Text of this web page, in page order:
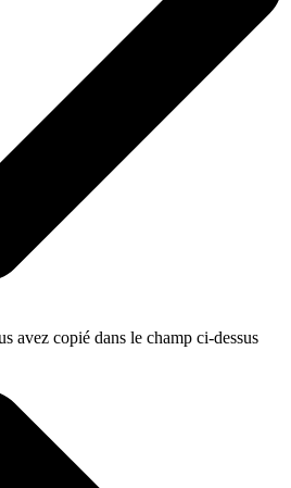
avez copié dans le champ ci-dessus